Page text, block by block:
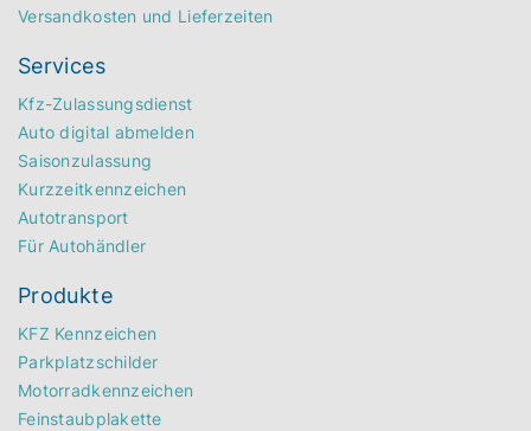
Versandkosten und Lieferzeiten
Services
Kfz-Zulassungsdienst
Auto digital abmelden
Saisonzulassung
Kurzzeitkennzeichen
Autotransport
Für Autohändler
Produkte
KFZ Kennzeichen
Parkplatzschilder
Motorradkennzeichen
Feinstaubplakette